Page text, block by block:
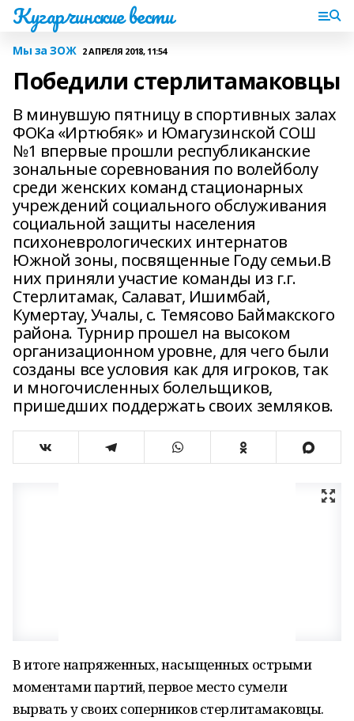
Кугарчинские вести
Мы за ЗОЖ 2 АПРЕЛЯ 2018, 11:54
Победили стерлитамаковцы
В минувшую пятницу в спортивных залах
ФОКа «Иртюбяк» и Юмагузинской СОШ
№1 впервые прошли республиканские
зональные соревнования по волейболу
среди женских команд стационарных
учреждений социального обслуживания
социальной защиты населения
психоневрологических интернатов
Южной зоны, посвященные Году семьи.В
них приняли участие команды из г.г.
Стерлитамак, Салават, Ишимбай,
Кумертау, Учалы, с. Темясово Баймакского
района. Турнир прошел на высоком
организационном уровне, для чего были
созданы все условия как для игроков, так
и многочисленных болельщиков,
пришедших поддержать своих земляков.
В итоге напряженных, насыщенных острыми
моментами партий, первое место сумели
вырвать у своих соперников стерлитамаковцы.